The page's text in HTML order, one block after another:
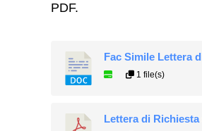
PDF.
Fac Simile Lettera
1 file(s)
Lettera di